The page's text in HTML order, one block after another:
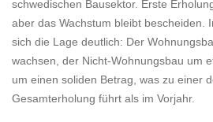
schwedischen Bausektor. Erste
aber das Wachstum bleibt bescheiden.
sich die Lage deutlich: Der
wachsen, der Nicht‑Wohnungsbau um
um einen soliden Betrag, was zu einer
Gesamterholung führt als im Vorjahr.